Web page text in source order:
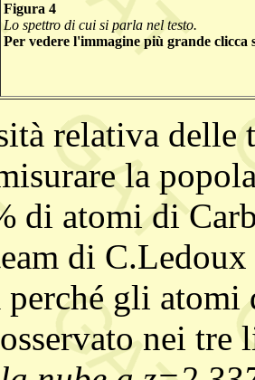
Figura 4
Lo spettro di cui si parla nel testo.
Per vedere l'immagine più grande clicca
relativa delle
la
di atomi di
di
perché gli
nei